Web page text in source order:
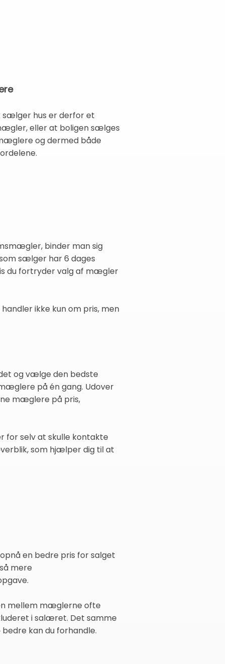
sælger hus er derfor et
eller at boligen sælges
og dermed både
binder man sig
sælger har 6 dages
du fortryder valg af mægler
ikke kun om pris, men
og vælge den bedste
på én gang. Udover
mæglere på pris,
for selv at skulle kontakte
som hjælper dig til at
en bedre pris for salget
mere
mellem mæglerne ofte
i salæret. Det samme
kan du forhandle.